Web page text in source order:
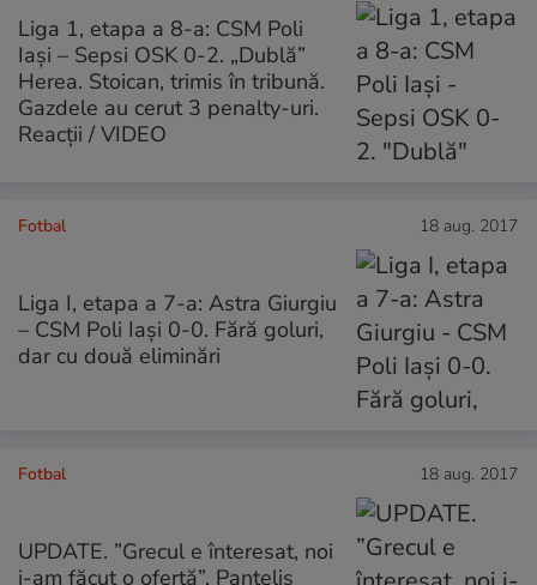
Liga 1, etapa a 8-a: CSM Poli
Iași – Sepsi OSK 0-2. „Dublă”
Herea. Stoican, trimis în tribună.
Gazdele au cerut 3 penalty-uri.
Reacţii / VIDEO
Fotbal 18 aug. 2017
Liga I, etapa a 7-a: Astra Giurgiu
– CSM Poli Iași 0-0. Fără goluri,
dar cu două eliminări
Fotbal 18 aug. 2017
UPDATE. ”Grecul e înteresat, noi
i-am făcut o ofertă”. Pantelis